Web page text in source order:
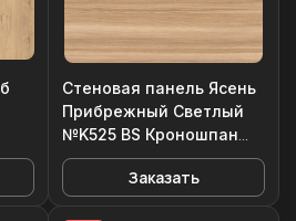
Стеновая панель Ясень
Прибрежный Светлый
№K525 BS Кроношпан
3050*600/6мм
Заказать